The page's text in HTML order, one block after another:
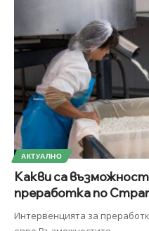
АКТУАЛНО
Какви са
преработка по
Интервенцията за